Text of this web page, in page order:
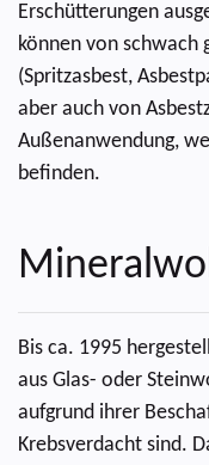
Erschütterungen
können von schwach
(Spritzasbest,
aber auch von
Außenanwendung,
befinden.
Bis ca. 1995
aus Glas- oder
aufgrund ihrer
Krebsverdacht sind.